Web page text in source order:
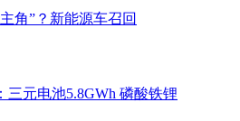
角”？新能源车召回
三元电池5.8GWh 磷酸铁锂